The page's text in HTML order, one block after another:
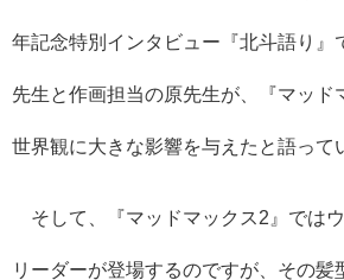
年記念特別インタビュー『北斗語り』
先生と作画担当の原先生が、『マッド
世界観に大きな影響を与えたと語って
そして、『マッドマックス2』では
リーダーが登場するのですが、その髪